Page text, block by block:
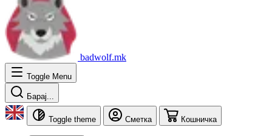
badwolf.mk
Toggle Menu
Барај...
Toggle theme Сметка Кошничка